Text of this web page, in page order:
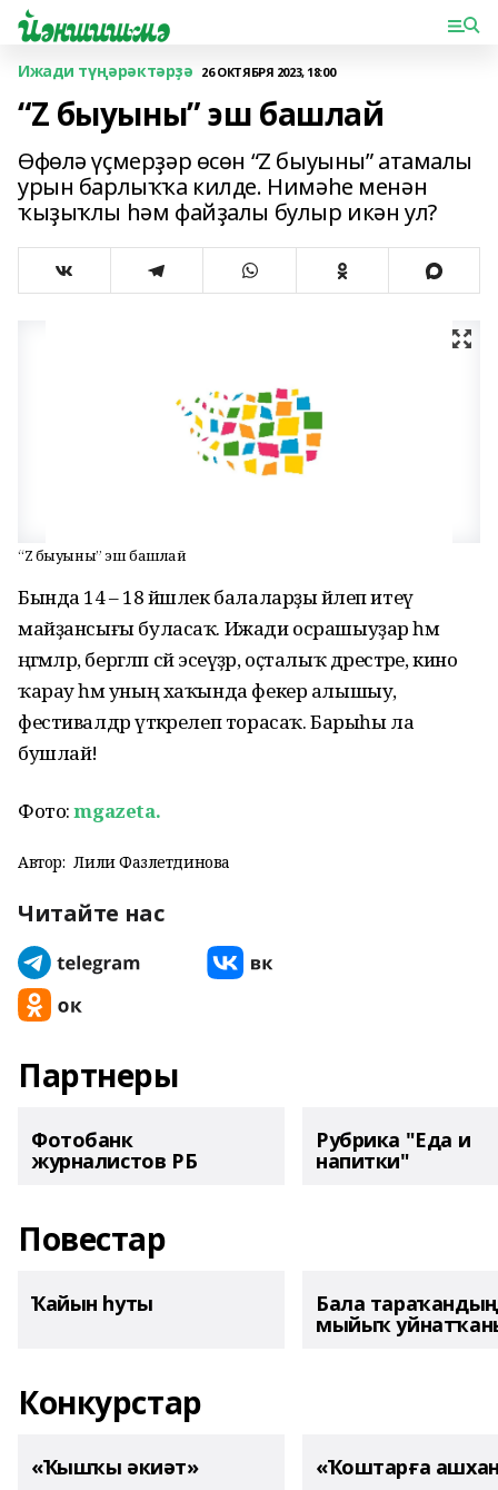
Ижади түңәрәктәрҙә 26 ОКТЯБРЯ 2023, 18:00
“Z быуыны” эш башлай
Өфөлә үҫмерҙәр өсөн “Z быуыны” атамалы
урын барлыҡҡа килде. Нимәһе менән
ҡыҙыҡлы һәм файҙалы булыр икән ул?
“Z быуыны” эш башлай
Бында 14 – 18 йәшлек балаларҙы йәлеп итеү
майҙансығы буласаҡ. Ижади осрашыуҙар һәм
әңгәмәләр, бергәләп сәй эсеүҙәр, оҫталыҡ дәрестәре, кино
ҡарау һәм уның хаҡында фекер алышыу,
фестивалдәр үткәрелеп торасаҡ. Барыһы ла
бушлай!
Фото:mgazeta.
Автор: Лилиә Фазлетдинова
Читайте нас
Партнеры
Фотобанк
журналистов РБ
Рубрика "Еда и
напитки"
Повестар
Ҡайын һуты Бала тараҡандың
мыйыҡ
Конкурстар
«Ҡышҡы әкиәт» «Ҡоштарға